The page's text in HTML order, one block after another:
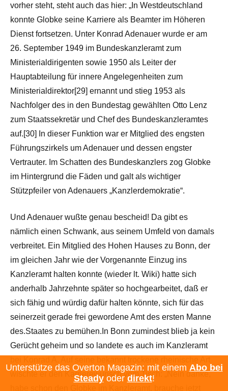
vorher steht, steht auch das hier: „In Westdeutschland
konnte Globke seine Karriere als Beamter im Höheren
Dienst fortsetzen. Unter Konrad Adenauer wurde er am
26. September 1949 im Bundeskanzleramt zum
Ministerialdirigenten sowie 1950 als Leiter der
Hauptabteilung für innere Angelegenheiten zum
Ministerialdirektor[29] ernannt und stieg 1953 als
Nachfolger des in den Bundestag gewählten Otto Lenz
zum Staatssekretär und Chef des Bundeskanzleramtes
auf.[30] In dieser Funktion war er Mitglied des engsten
Führungszirkels um Adenauer und dessen engster
Vertrauter. Im Schatten des Bundeskanzlers zog Globke
im Hintergrund die Fäden und galt als wichtiger
Stützpfeiler von Adenauers „Kanzlerdemokratie“.
Und Adenauer wußte genau bescheid! Da gibt es
nämlich einen Schwank, aus seinem Umfeld von damals
verbreitet. Ein Mitglied des Hohen Hauses zu Bonn, der
im gleichen Jahr wie der Vorgenannte Einzug ins
Kanzleramt halten konnte (wieder lt. Wiki) hatte sich
anderhalb Jahrzehnte später so hochgearbeitet, daß er
sich fähig und würdig dafür halten könnte, sich für das
seinerzeit gerade frei gewordene Amt des ersten Manne
des.Staates zu bemühen.In Bonn zumindest blieb ja kein
Gerücht geheim und so landete es auch im Kanzleramt
wischte er den Karrierewunsch vom Tisch: „Nein danke,
Unterstütze das Overton Magazin: mit einem Abo bei
Steadyoder direkt!